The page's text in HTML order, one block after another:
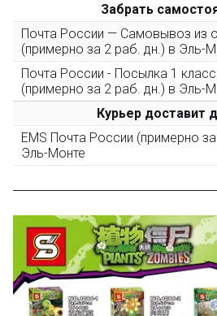
3000 рублей, Вы получите
повторные заказы - 10%
Скидка за обзор
(фото сборки) до
Пришлите фото поэтапной
конструктора и получите
10% при покупке следующего
Скидка за отзыв
на нашем сайте
Оставьте отзыв (не менее 50
нашем сайте и получите купон
текстовый отзыв или 100₽ за
Забрать
Почта России — Самовывоз из
(примерно за 2 раб. дн.) в Эль-
Почта России - Посылка 1
(примерно за 2 раб. дн.) в Эль-
Курьер доставит
EMS Почта России (примерно
Эль-Монте